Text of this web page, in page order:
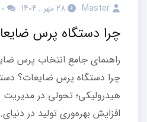
Master 28 مهر , 1404 0 دیدگاه
چرا دستگاه پرس
راهنمای جامع انتخاب پرس
چرا دستگاه پرس ضایعات؟
هیدرولیکی؛ تحولی در
افزایش بهره‌وری تولید در